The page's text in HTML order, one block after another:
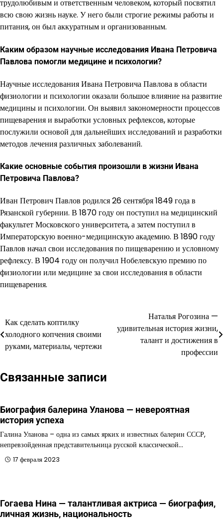
трудолюбивым и ответственным человеком, который посвятил
всю свою жизнь науке. У него были строгие режимы работы и
питания, он был аккуратным и организованным.
Каким образом научные исследования Ивана Петровича
Павлова помогли медицине и психологии?
Научные исследования Ивана Петровича Павлова в области
физиологии и психологии оказали большое влияние на развитие
медицины и психологии. Он выявил закономерности процессов
пищеварения и выработки условных рефлексов, которые
послужили основой для дальнейших исследований и разработки
методов лечения различных заболеваний.
Какие основные события произошли в жизни Ивана
Петровича Павлова?
Иван Петрович Павлов родился 26 сентября 1849 года в
Рязанской губернии. В 1870 году он поступил на медицинский
факультет Московского университета, а затем поступил в
Императорскую военно-медицинскую академию. В 1890 году
Павлов начал свои исследования по пищеварению и условному
рефлексу. В 1904 году он получил Нобелевскую премию по
физиологии или медицине за свои исследования в области
пищеварения.
Навигация
по
записям
Как сделать коптилку
холодного копчения своими
руками, материалы, чертежи
Наталья Рогозина —
удивительная история жизни,
талант и достижения в
профессии
Связанные записи
Биография балерина Уланова — невероятная
история успеха
Галина Уланова – одна из самых ярких и известных балерин СССР,
непревзойденная представительница русской классической…
17 февраля 2023
Гогаева Нина — талантливая актриса — биография,
личная жизнь, национальность